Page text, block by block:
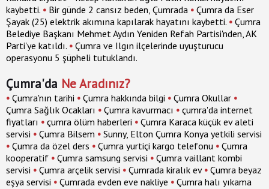
kaybetti. • Bir günde 2 cansız beden, Çumrada • Çumra da Eser
Şayak (25) elektrik akımına kapılarak hayatını kaybetti. • Çumra
Belediye Başkanı Mehmet Aydın Yeniden Refah Partisi'nden, AK
Parti'ye katıldı. • Çumra ve Ilgın ilçelerinde uyuşturucu
operasyonu 5 şüpheli tutuklandı.
Çumra'da Ne Aradınız?
• Çumra'nın tarihi • Çumra hakkında bilgi • Çumra Okullar •
Çumra Sağlık Ocakları • Çumra kavurmacı • çumra'da internet
fiyatları • çumra ölüm haberleri • Çumra Karaca küçük ev aleti
servisi • Çumra Bilsem • Sunny, Elton Çumra Konya yetkili servisi
• Çumra da özel ders • Çumra yurtiçi kargo telefonu • Çumra
kooperatif • Çumra samsung servisi • Çumra vaillant kombi
servisi • Çumra arçelik servisi • Çumrada kiralık ev • Çumra beyaz
eşya servisi • Çumrada evden eve nakliye • Çumra halı yıkama